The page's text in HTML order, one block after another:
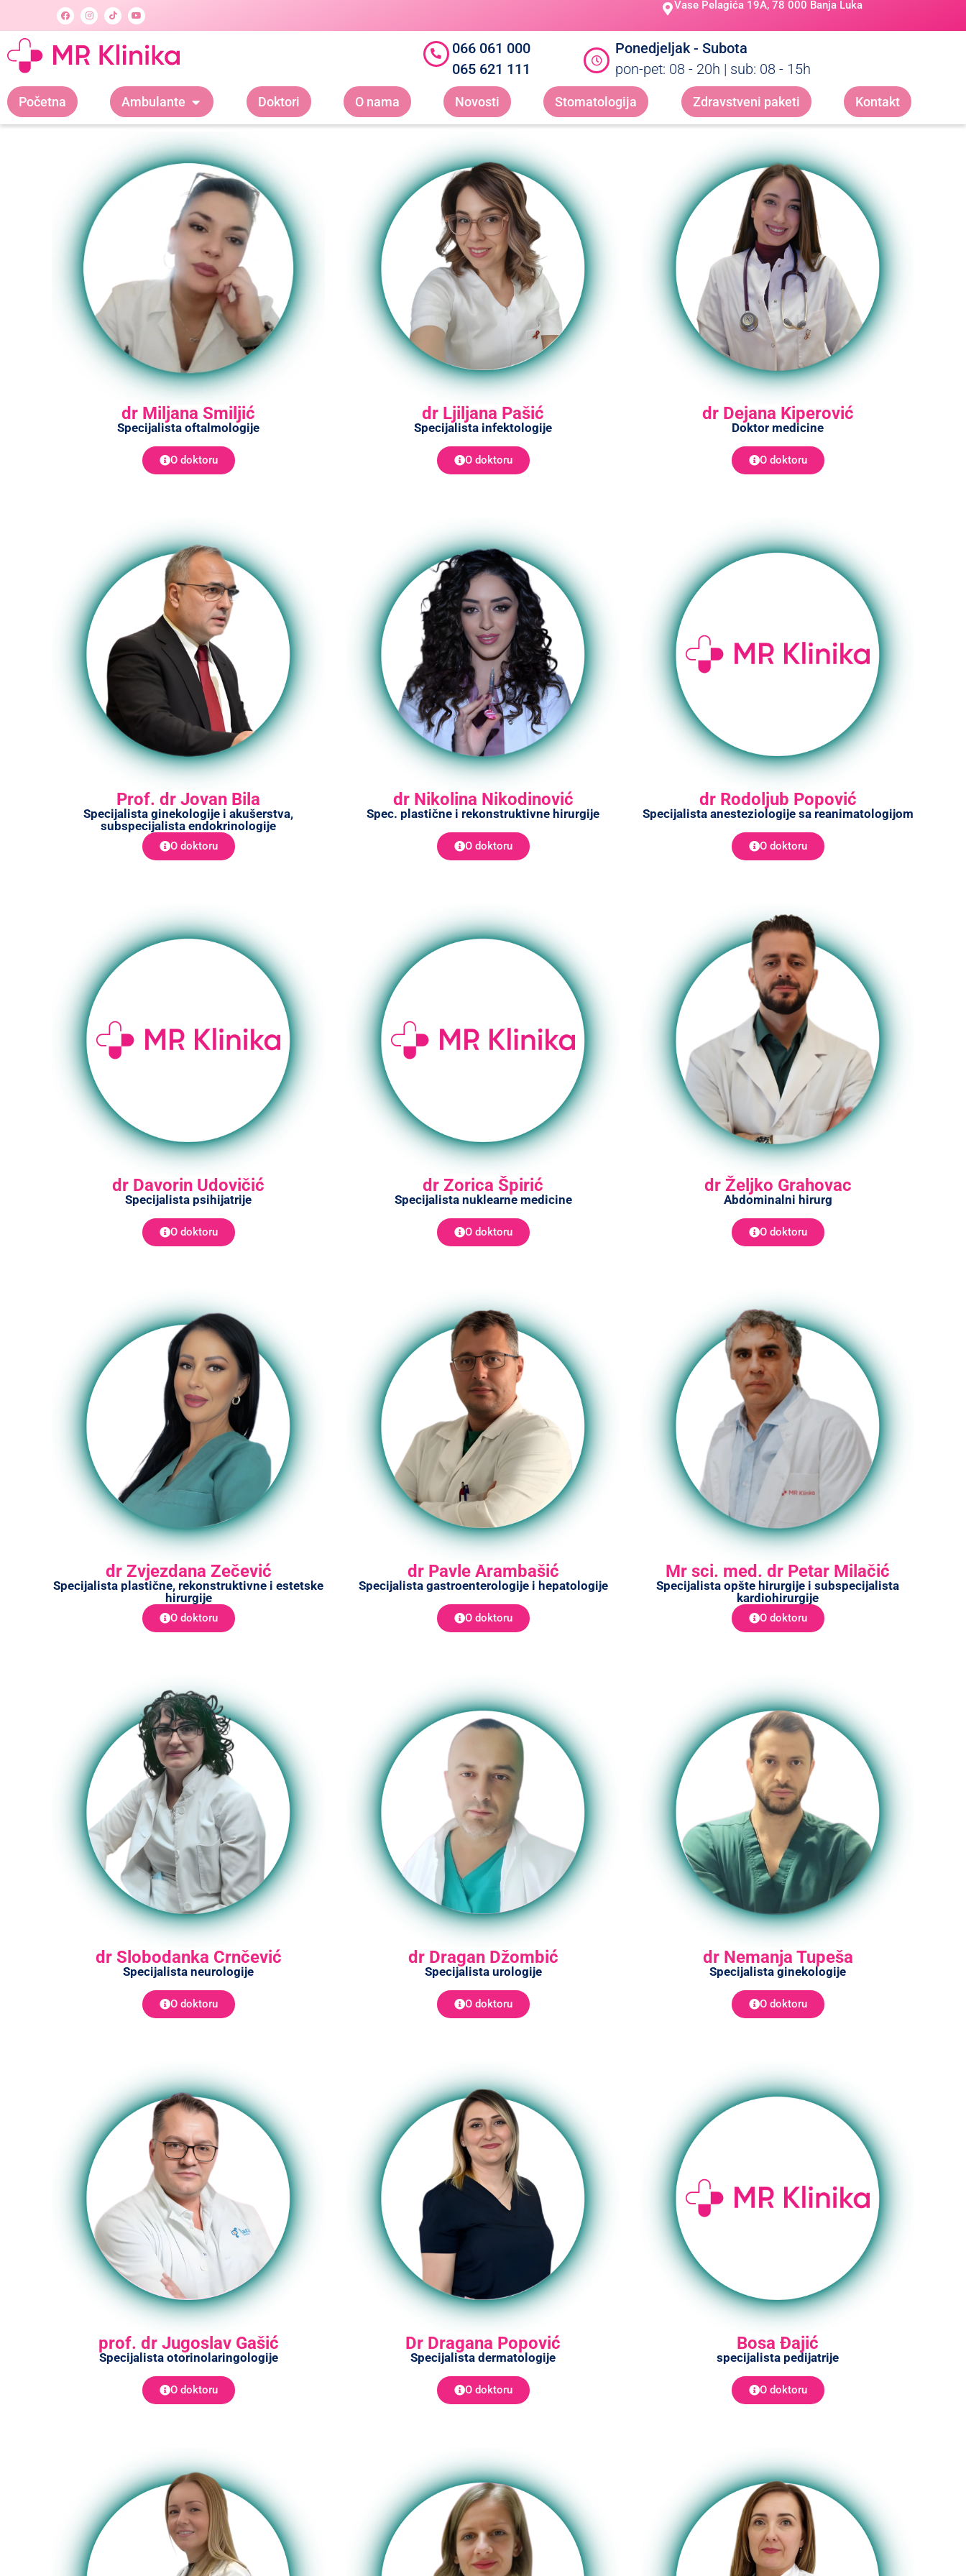
Vase Pelagića 19A, 78 000 Banja Luka
066 061 000
065 621 111
Ponedjeljak - Subota
pon-pet: 08 - 20h | sub: 08 - 15h
Početna Ambulante Doktori O nama Novosti Stomatologija Zdravstveni paketi Kontakt
dr Miljana Smiljić
Specijalista oftalmologije
O doktoru
dr Ljiljana Pašić
Specijalista infektologije
O doktoru
dr Dejana Kiperović
Doktor medicine
O doktoru
Prof. dr Jovan Bila
Specijalista ginekologije i akušerstva,
subspecijalista endokrinologije
O doktoru
dr Nikolina Nikodinović
Spec. plastične i rekonstruktivne hirurgije
O doktoru
dr Rodoljub Popović
Specijalista anesteziologije sa reanimatologijom
O doktoru
dr Davorin Udovičić
Specijalista psihijatrije
O doktoru
dr Zorica Špirić
Specijalista nuklearne medicine
O doktoru
dr Željko Grahovac
Abdominalni hirurg
O doktoru
dr Zvjezdana Zečević
Specijalista plastične, rekonstruktivne i estetske
hirurgije
O doktoru
dr Pavle Arambašić
Specijalista gastroenterologije i hepatologije
O doktoru
Mr sci. med. dr Petar Milačić
Specijalista opšte hirurgije i subspecijalista
kardiohirurgije
O doktoru
dr Slobodanka Crnčević
Specijalista neurologije
O doktoru
dr Dragan Džombić
Specijalista urologije
O doktoru
dr Nemanja Tupeša
Specijalista ginekologije
O doktoru
prof. dr Jugoslav Gašić
Specijalista otorinolaringologije
O doktoru
Dr Dragana Popović
Specijalista dermatologije
O doktoru
Bosa Đajić
specijalista pedijatrije
O doktoru